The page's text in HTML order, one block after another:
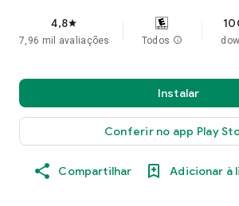
4,8star
7,96 mil avaliações Todos info
Instalar
Conferir no app Play
Compartilhar Adicionar à